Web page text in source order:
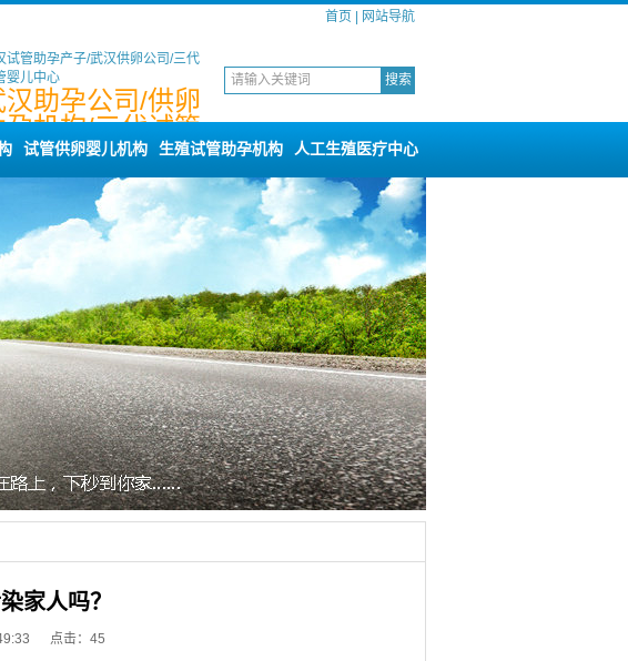
首页 网站导航
试管助孕产子/武汉供卵公司/三代
婴儿中心
汉助孕公司/供卵
孕机构/三代试管
孕公司咨询
试管供卵婴儿机构 生殖试管助孕机构 人工生殖医疗中心
家人吗？
点击： 45